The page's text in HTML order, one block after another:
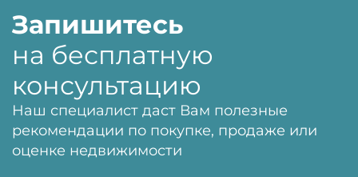
Запишитесь
на бесплатную
консультацию
Наш специалист даст Вам полезные
рекомендации по покупке, продаже или
оценке недвижимости